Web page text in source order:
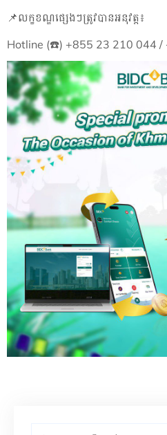
📌លក្ខខណ្ឌផ្សេងៗត្រូវបានអនុវត្ត៖
Hotline (☎️) +855 23 210 044